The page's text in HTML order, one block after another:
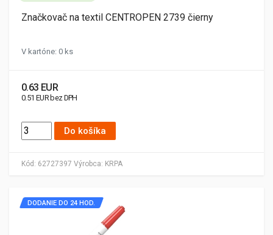
Kód: 62727397 Výrobca: KRPA
Značkovač na textil CENTROPEN 2739 čierny
V kartóne: 0 ks
0.63 EUR
0.51 EUR bez DPH
Do košíka
DODANIE DO 24 HOD.